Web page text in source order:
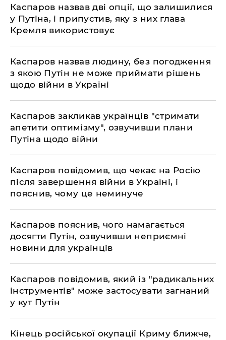
​Каспаров назвав дві опції, що залишилися
у Путіна, і припустив, яку з них глава
Кремля використовує
​Каспаров назвав людину, без погодження
з якою Путін не може приймати рішень
щодо війни в Україні
Каспаров закликав українців "стримати
апетити оптимізму", озвучивши плани
Путіна щодо війни
​Каспаров повідомив, що чекає на Росію
після завершення війни в Україні, і
пояснив, чому це неминуче
​Каспаров пояснив, чого намагається
досягти Путін, озвучивши неприємні
новини для українців
Каспаров повідомив, який із "радикальних
інструментів" може застосувати загнаний
у кут Путін
Кінець російської окупації Криму ближче,